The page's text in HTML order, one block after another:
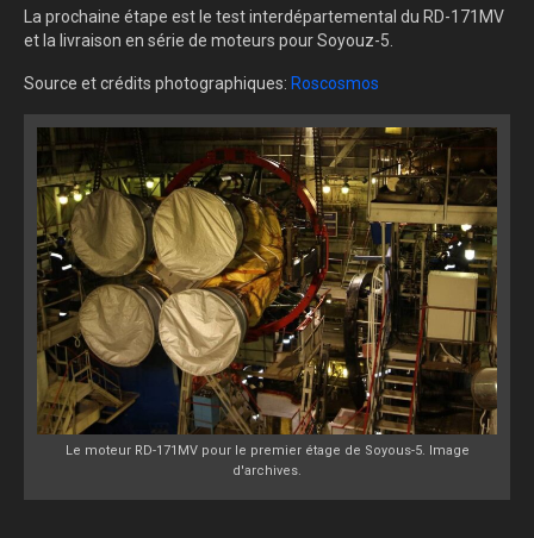
La prochaine étape est le test interdépartemental du RD-171MV
et la livraison en série de moteurs pour Soyouz-5.
Source et crédits photographiques: Roscosmos
Le moteur RD-171MV pour le premier étage de Soyous-5. Image
d'archives.